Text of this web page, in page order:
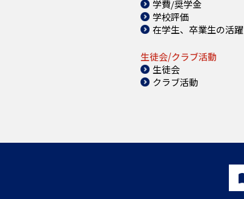
学費/奨学金
学校評価
在学生、卒業生の活躍
生徒会/クラブ活動
生徒会
クラブ活動